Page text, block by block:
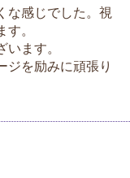
な感じでした。視
。
ます。
ジを励みに頑張り